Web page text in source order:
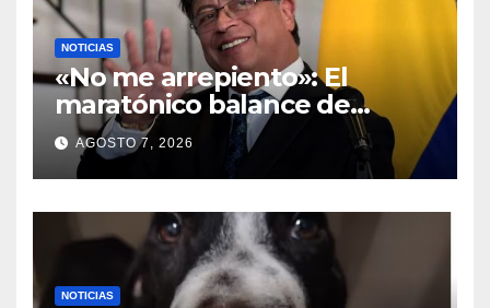
NOTICIAS
«No me arrepiento»: El
maratónico balance de
madrugada de Gustavo
Petro en X a horas de
entregar el poder
AGOSTO 7, 2026
NOTICIAS